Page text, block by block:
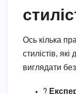
Ось кілька
стилістів,
виглядати
?